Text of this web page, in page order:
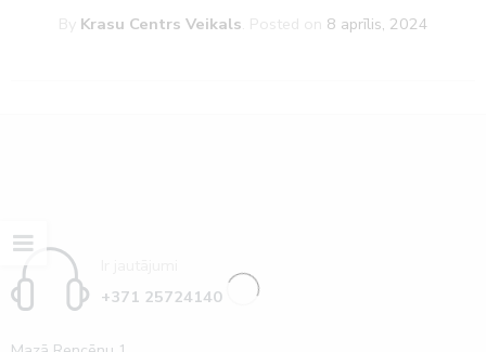
By Krasu Centrs Veikals Posted on 8 aprīlis, 2024
+371 25724140